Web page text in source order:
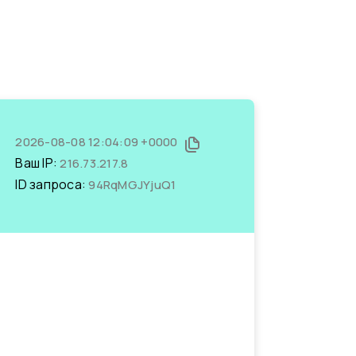
2026-08-08 12:04:09 +0000
Ваш IP:216.73.217.8
ID запроса:94RqMGJYjuQ1